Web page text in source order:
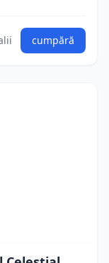
cumpără